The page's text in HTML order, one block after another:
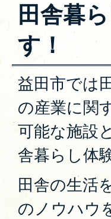
田舎暮
す！
益田市では
の産業に関
可能な施設
舎暮らし体
田舎の生活
のノウハウ